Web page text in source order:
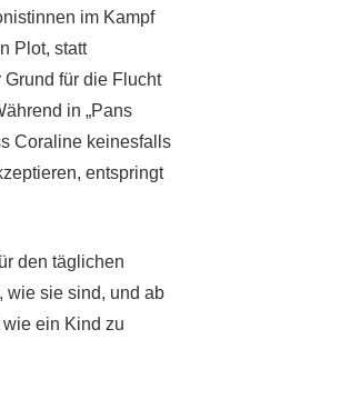
im Kampf
Plot, statt
für die Flucht
in „Pans
Coraline keinesfalls
entspringt
den täglichen
wie sie sind, und ab
ein Kind zu